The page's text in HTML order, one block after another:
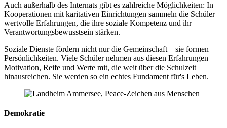
Auch außerhalb des Internats gibt es zahlreiche Möglichkeiten: In
Kooperationen mit karitativen Einrichtungen sammeln die Schüler
wertvolle Erfahrungen, die ihre soziale Kompetenz und ihr
Verantwortungsbewusstsein stärken.
Soziale Dienste fördern nicht nur die Gemeinschaft – sie formen
Persönlichkeiten. Viele Schüler nehmen aus diesen Erfahrungen
Motivation, Reife und Werte mit, die weit über die Schulzeit
hinausreichen. Sie werden so ein echtes Fundament für's Leben.
Demokratie